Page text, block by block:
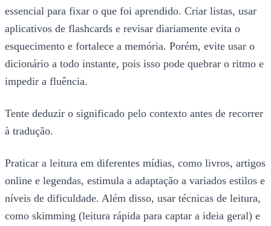
essencial para fixar o que foi aprendido. Criar listas, usar
aplicativos de flashcards e revisar diariamente evita o
esquecimento e fortalece a memória. Porém, evite usar o
dicionário a todo instante, pois isso pode quebrar o ritmo e
impedir a fluência.
Tente deduzir o significado pelo contexto antes de recorrer
à tradução.
Praticar a leitura em diferentes mídias, como livros, artigos
online e legendas, estimula a adaptação a variados estilos e
níveis de dificuldade. Além disso, usar técnicas de leitura,
como skimming (leitura rápida para captar a ideia geral) e